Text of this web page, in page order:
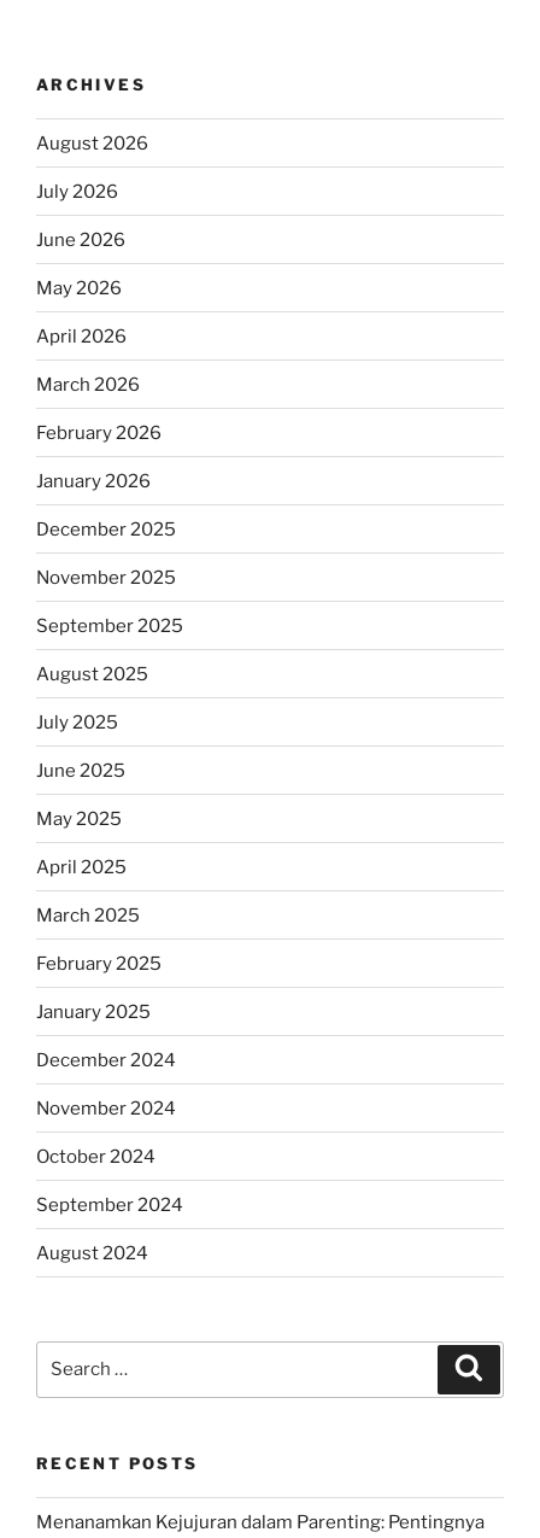
ARCHIVES
August 2026
July 2026
June 2026
May 2026
April 2026
March 2026
February 2026
January 2026
December 2025
November 2025
September 2025
August 2025
July 2025
June 2025
May 2025
April 2025
March 2025
February 2025
January 2025
December 2024
November 2024
October 2024
September 2024
August 2024
RECENT POSTS
Menanamkan Kejujuran dalam Parenting: Pentingnya